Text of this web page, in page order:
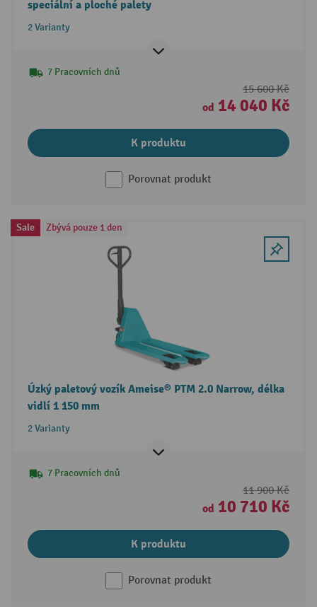
speciální a ploché palety
2 Varianty
7 Pracovních dnů
15 600 Kč
od 14 040 Kč
K produktu
Porovnat produkt
Sale Zbývá pouze 1 den
Úzký paletový vozík Ameise® PTM 2.0 Narrow, délka
vidlí 1 150 mm
2 Varianty
7 Pracovních dnů
11 900 Kč
od 10 710 Kč
K produktu
Porovnat produkt